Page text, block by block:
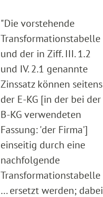
"Die vorstehende
Transformationstabelle
und der in Ziff. III. 1.2
und IV. 2.1 genannte
Zinssatz können seitens
der E-KG [in der bei der
B-KG verwendeten
Fassung: 'der Firma']
einseitig durch eine
nachfolgende
Transformationstabelle
… ersetzt werden; dabei